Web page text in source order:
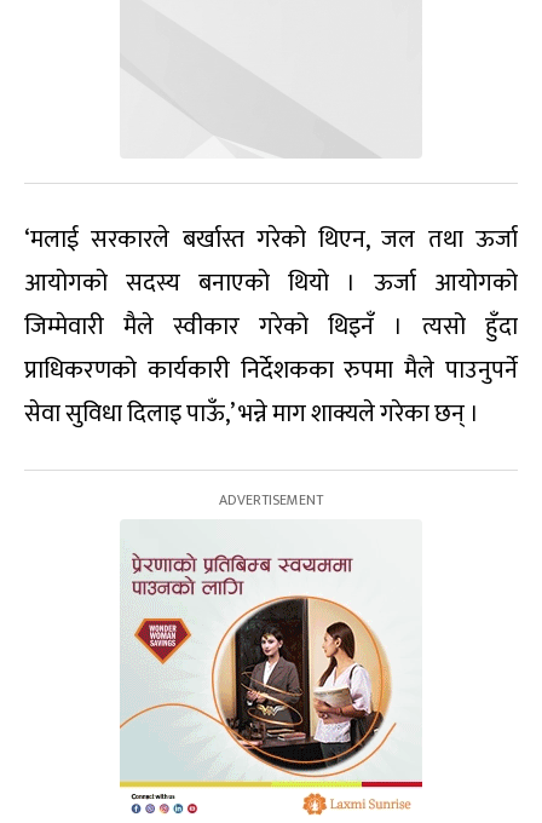
‘मलाई सरकारले बर्खास्त गरेको थिएन, जल तथा ऊर्जा
आयोगको सदस्य बनाएको थियो । ऊर्जा आयोगको
जिम्मेवारी मैले स्वीकार गरेको थिइनँ । त्यसो हुँदा
प्राधिकरणको कार्यकारी निर्देशकका रुपमा मैले पाउनुपर्ने
सेवा सुविधा दिलाइ पाऊँ,’ भन्ने माग शाक्यले गरेका छन् ।